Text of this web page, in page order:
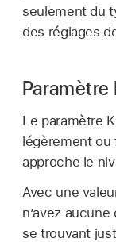
seulement du
des réglages
Le paramètre
légèrement ou
approche le
Avec une
n’avez
se trouvant